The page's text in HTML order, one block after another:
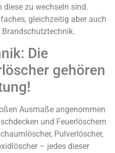
diese zu wechseln sind.
gleichzeitig aber auch
Die
gehören
Ausmaße angenommen
und Feuerlöschern
Pulverlöscher,
– jedes dieser